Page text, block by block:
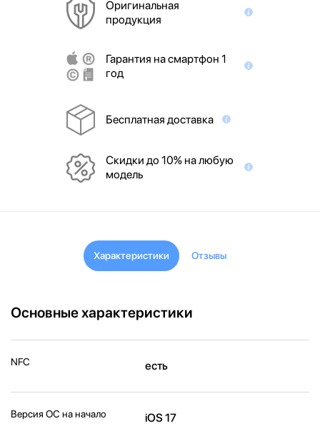
Оригинальная
продукция
Гарантия на смартфон 1
год
Бесплатная доставка
Скидки до 10% на любую
модель
Характеристики Отзывы
Основные характеристики
NFC есть
Версия ОС на начало
iOS 17